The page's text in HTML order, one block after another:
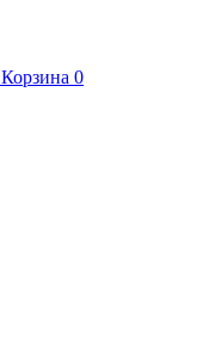
Корзина 0